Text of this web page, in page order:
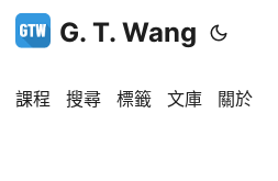
G. T. Wang
課程 搜尋 標籤 文庫 關於